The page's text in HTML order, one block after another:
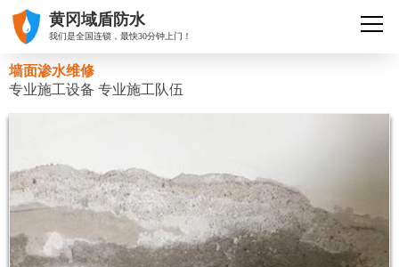
黄冈域盾防水
我们是全国连锁，最快30分钟上门！
墙面渗水维修
专业施工设备 专业施工队伍